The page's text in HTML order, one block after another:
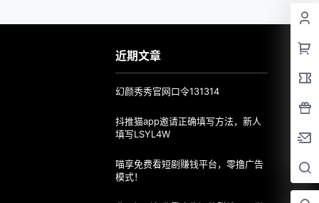
近期文章
幻颜秀秀官网口令131314
抖推猫app邀请正确填写方法，新人
填写LSYL4W
喵享免费看短剧赚钱平台，零撸广告
模式！